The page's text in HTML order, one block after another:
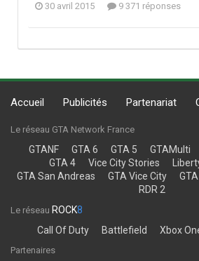
30 avril 2015 9 371 réponses
Accueil Publicités Partenariat
Le réseau GTA Network France
GTANF GTA 6 GTA 5 GTAMulti
GTA 4
Vice City Stories
GTA San Andreas
GTA Vice City
RDR 2
Le réseau ROCK8
Call Of Duty
Battlefield Xbox
Partenaires